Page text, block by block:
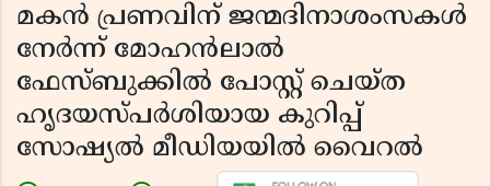
മകന്‍ പ്രണവിന് ജന്മദിനാശംസകള്‍
നേര്‍ന്ന് മോഹന്‍ലാല്‍
ഫേസ്ബുക്കില്‍ പോസ്റ്റ് ചെയ്ത
ഹൃദയസ്പര്‍ശിയായ കുറിപ്പ്
സോഷ്യല്‍ മീഡിയയില്‍ വൈറല്‍